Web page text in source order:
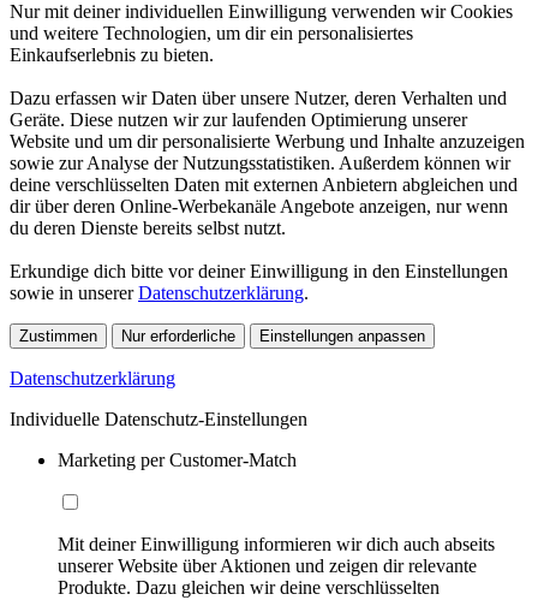
Nur mit deiner individuellen Einwilligung verwenden wir Cookies
und weitere Technologien, um dir ein personalisiertes
Einkaufserlebnis zu bieten.
Dazu erfassen wir Daten über unsere Nutzer, deren Verhalten und
Geräte. Diese nutzen wir zur laufenden Optimierung unserer
Website und um dir personalisierte Werbung und Inhalte anzuzeigen
sowie zur Analyse der Nutzungsstatistiken. Außerdem können wir
deine verschlüsselten Daten mit externen Anbietern abgleichen und
dir über deren Online-Werbekanäle Angebote anzeigen, nur wenn
du deren Dienste bereits selbst nutzt.
Erkundige dich bitte vor deiner Einwilligung in den Einstellungen
sowie in unsererDatenschutzerklärung.
Zustimmen Nur erforderliche Einstellungen anpassen
Datenschutzerklärung
Individuelle Datenschutz-Einstellungen
Marketing per Customer-Match
Mit deiner Einwilligung informieren wir dich auch abseits
unserer Website über Aktionen und zeigen dir relevante
Produkte. Dazu gleichen wir deine verschlüsselten